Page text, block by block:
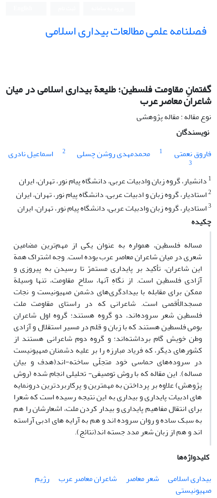
فصلنامه علمی مطالعات بیداری اسلامی
گفتمانِ مقاومت فلسطین؛ طلیعة بیداری اسلامی در میان
شاعران معاصر عرب
نوع مقاله : مقاله پژوهشی
نویسندگان
فاروق نعمتی
1 محمدمهدی روشن چسلی 2 اسماعیل نادری
3
1 دانشیار، گروه زبان وادبیات عربی، دانشگاه پیام نور، تهران، ایران
2استادیار، گروه زبان و ادبیات عربی، دانشگاه پیام نور، تهران، ایران
3استادیار، گروه زبان وادبیات عربی، دانشگاه پیام نور، تهران، ایران
چکیده
مساله فلسطین، همواره به عنوان یکی از مهم‌ترین مضامین
شعری در میان شاعران معاصر عرب بوده است. وجه اشتراک همة
این شاعران، تأکید بر پایداری مستمرّ تا رسیدن به پیروزی و
آزادی فلسطین است. از نگاهِ آنها، سلاح مقاومت، تنها وسیلة
ممکن برای مقابله با بیدادگری‌های دشمن صهیونیست و نجات
مسجدالأقصی است. شاعرانی که در راستای مقاومت ملت
فلسطین شعر سروده‌اند، دو گروه هستند؛ گروه اول شاعران
بومی فلسطین هستند که با زبان و قلم در مسیر استقلال و آزادی
وطن خویش گام برداشته‌اند؛ و گروه دوم شاعرانی هستند از
کشورهای دیگر، که فریاد مبارزه را بر علیه دشمنان صهیونیست
در سروده‌های حماسی خود متجلّی ساخته-اند(هدف و بیان
مساله). این مقاله که با روش توصیفی- تحلیلی انجام شده (روش
پژوهش) علاوه بر پرداختن به مهمترین و پرکاربردترین درونمایه
های ادبیات پایداری و بیداری به این نتیجه رسیده است که شعرا
برای انتقال مفاهیم پایداری و بیدار کردن ملت، اشعارشان را هم
به سبک ساده و روان سروده اند و هم به آرایه های ادبی آراسته
اند و هم از زبان شعر مدد جسته اند(نتائج).
کلیدواژه‌ها
بیداری اسلامی
شعر معاصر شاعران معاصر عرب
رژیم
صهیونیستی